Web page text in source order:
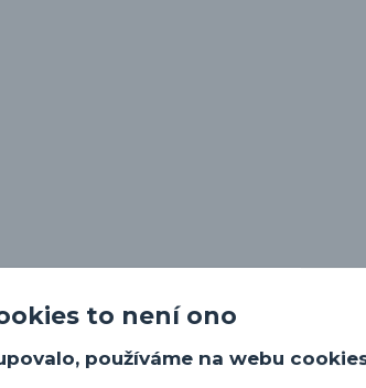
to není ono
používáme na webu